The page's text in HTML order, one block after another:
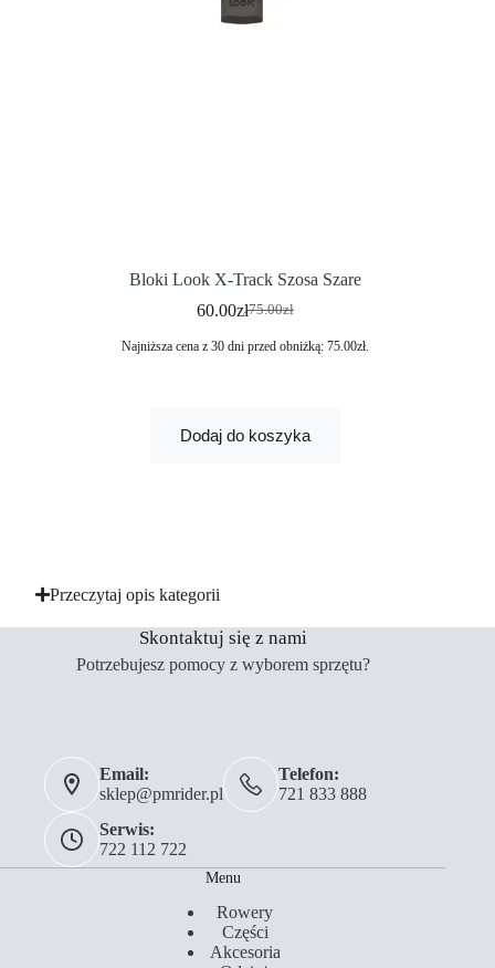
Bloki Look X-Track Szosa Szare
75.00zł
60.00zł
Najniższa cena z 30 dni przed obniżką: 75.00zł.
Dodaj do koszyka
Przeczytaj opis kategorii
Skontaktuj się z nami
Potrzebujesz pomocy z wyborem sprzętu?
Email:
sklep@pmrider.pl
Telefon:
721 833 888
Serwis:
722 112 722
Menu
Rowery
Części
Akcesoria